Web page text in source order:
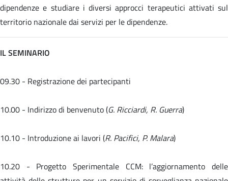
dipendenze e studiare i diversi approcci terapeutici attivati sul
territorio nazionale dai servizi per le dipendenze.
IL SEMINARIO
09.30 - Registrazione dei partecipanti
10.00 - Indirizzo di benvenuto (G. Ricciardi, R. Guerra)
10.10 - Introduzione ai lavori (R. Pacifici, P. Malara)
10.20 - Progetto Sperimentale CCM: l’aggiornamento delle